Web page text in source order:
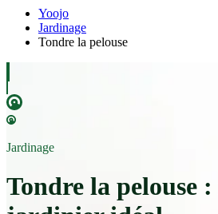
Yoojo
Jardinage
Tondre la pelouse
Jardinage
Tondre la pelouse